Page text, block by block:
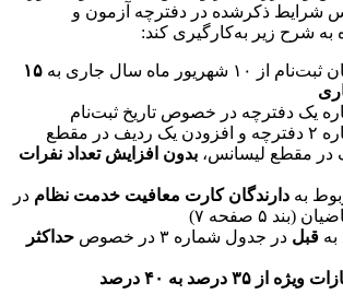
شرایط ذکرشده در دفترچه آزمون و
به شرح زیر به‌کارگیری کند:
۱۵
۳) اصلاح جدول شماره ۲ دفترچه و افزودن یک ردیف در مقطع
در مقطع لیسانس، بدون افزایش تعداد نفرات
دارندگان کارت معافیت خدمت نظام در
۵ صفحه ۷)
به قبل در جدول شماره ۳ در خصوص
حداکثر
۳۵ درصد به ۴۰ درصد